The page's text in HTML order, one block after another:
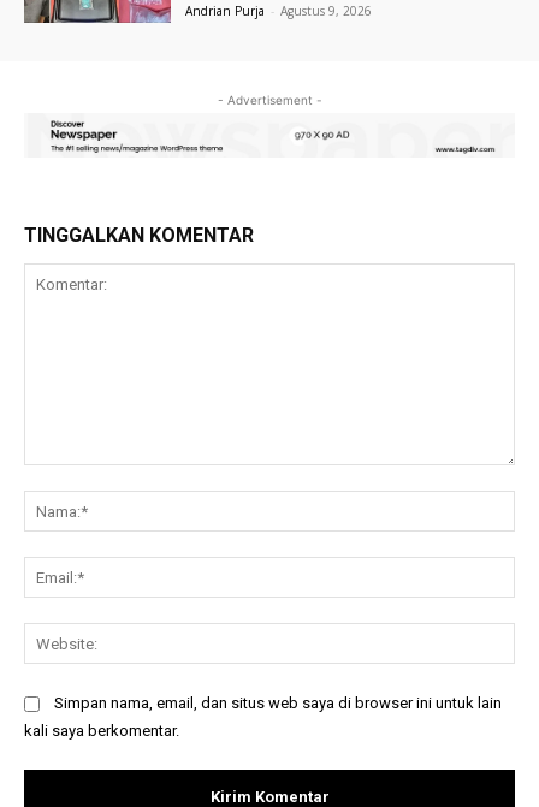
Andrian Purja - Agustus 9, 2026
- Advertisement -
TINGGALKAN KOMENTAR
Simpan nama, email, dan situs web saya di browser ini untuk lain
kali saya berkomentar.